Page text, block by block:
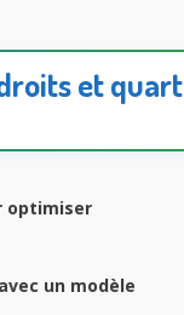
et quart
optimiser
un modèle